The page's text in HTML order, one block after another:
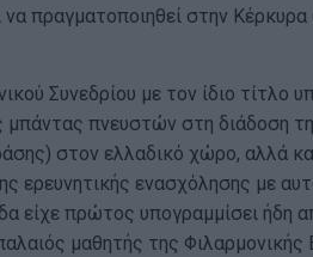
να πραγματοποιηθεί στην
Συνεδρίου με τον ίδιο τίτλο
πνευστών στη διάδοση
στον ελλαδικό χώρο, αλλά
ερευνητικής ενασχόλησης με
είχε πρώτος υπογραμμίσει ήδη
μαθητής της Φιλαρμονικής